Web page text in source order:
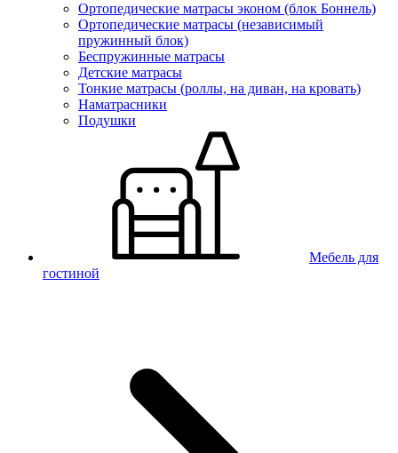
Ортопедические матрасы эконом (блок Боннель)
Ортопедические матрасы (независимый
пружинный блок)
Беcпружинные матрасы
Детские матрасы
Тонкие матрасы (роллы, на диван, на кровать)
Наматрасники
Подушки
Мебель для
гостиной